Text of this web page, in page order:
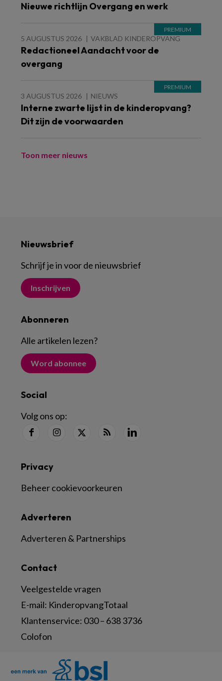
Nieuwe richtlijn Overgang en werk
5 AUGUSTUS 2026 VAKBLAD KINDEROPVANG
Redactioneel Aandacht voor de
overgang
3 AUGUSTUS 2026 NIEUWS
Interne zwarte lijst in de kinderopvang?
Dit zijn de voorwaarden
Toon meer nieuws
Nieuwsbrief
Schrijf je in voor de nieuwsbrief
Inschrijven
Abonneren
Alle artikelen lezen?
Word abonnee
Social
Volg ons op:
Contact
Veelgestelde vragen
E-mail: KinderopvangTotaal
Klantenservice: 030 – 638 3736
Colofon
Adverteren
Adverteren & Partnerships
Privacy
Beheer cookievoorkeuren